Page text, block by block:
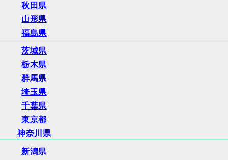
秋田県
山形県
福島県
茨城県
栃木県
群馬県
埼玉県
千葉県
東京都
神奈川県
新潟県